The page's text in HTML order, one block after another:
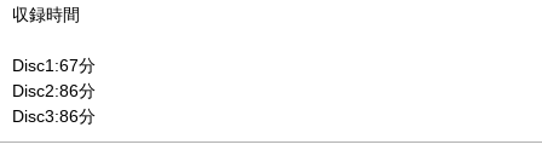
収録時間
Disc1:67分
Disc2:86分
Disc3:86分